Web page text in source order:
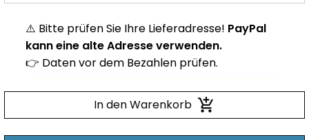
⚠️ Bitte prüfen Sie Ihre Lieferadresse! PayPal
kann eine alte Adresse verwenden.
👉 Daten vor dem Bezahlen prüfen.
In den Warenkorb